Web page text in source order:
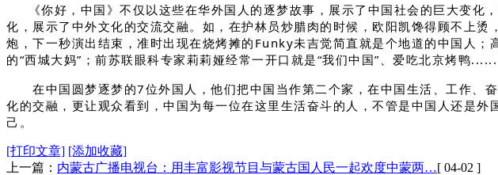
《你好，中国》不仅以这些在华外国人的逐梦故事，展示了中国社会的巨大变化
化，展示了中外文化的交流交融。如，在护林员炒腊肉的时候，欧阳凯馋得顾不上
炮，下一秒演出结束，准时出现在烧烤摊的Funky未吉觉简直就是个地道的中国人
的“西城大妈”；前苏联眼科专家莉莉娅经常一开口就是“我们中国”、爱吃北京烤鸭......
在中国圆梦逐梦的7位外国人，他们把中国当作第二个家，在中国生活、工作、奋
化的交融，更让观众看到，中国为每一位在这里生活奋斗的人，不管是中国人还是
己。
[打印文章] [添加收藏]
上一篇： 内蒙古广播电视台：用丰富影视节目与蒙古国人民一起欢度中蒙两…[ 04-02 ]